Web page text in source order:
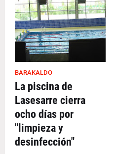
BARAKALDO
La piscina de
Lasesarre cierra
ocho días por
"limpieza y
desinfección"